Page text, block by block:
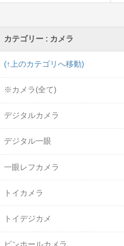
カテゴリー : カメラ
(↑上のカテゴリへ移動)
※カメラ(全て)
デジタルカメラ
デジタル一眼
一眼レフカメラ
トイカメラ
トイデジカメ